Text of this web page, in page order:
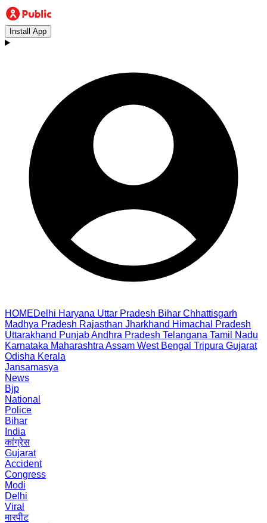
Install App
HOMEDelhi Haryana Uttar Pradesh Bihar Chhattisgarh
Madhya Pradesh Rajasthan Jharkhand Himachal Pradesh
Uttarakhand PunjabAndhra Pradesh Telangana Tamil Nadu
Karnataka Maharashtra Assam West Bengal Tripura Gujarat
Odisha Kerala
Jansamasya
News
Bjp
National
Police
Bihar
India
कांग्रेस
Gujarat
Accident
Congress
Modi
Delhi
Viral
मारपीट